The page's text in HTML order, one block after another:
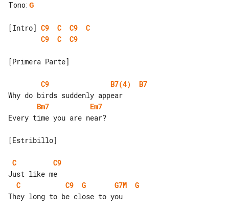
Tono: G
[Intro] C9 C C9
C
C9
C C9
[Primera Parte]
C9 B7(4)
B7
Bm7
Em7
Every time you are near?
[Estribillo]
C
C9
C
C9 G G7M
G
They long to be close to you